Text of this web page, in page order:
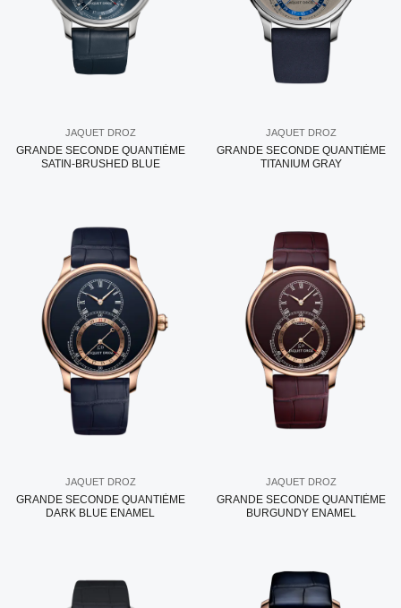
JAQUET DROZ
GRANDE SECONDE QUANTIÈME
SATIN-BRUSHED BLUE
JAQUET DROZ
GRANDE SECONDE QUANTIÈME
TITANIUM GRAY
JAQUET DROZ
GRANDE SECONDE QUANTIÈME
DARK BLUE ENAMEL
JAQUET DROZ
GRANDE SECONDE QUANTIÈME
BURGUNDY ENAMEL